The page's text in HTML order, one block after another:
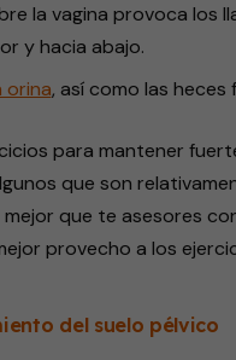
la vagina provoca los
y hacia abajo.
orina, así como las heces
para mantener
que son
mejor que te asesores
provecho a los
del suelo pélvico